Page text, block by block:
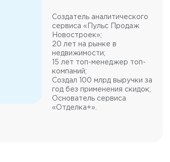
Создатель аналитического
сервиса «Пульс Продаж
Новостроек»;
20 лет на рынке в
недвижимости;
15 лет топ-менеджер топ-
компаний;
Создал 100 млрд выручки за
год без применения скидок;
Основатель сервиса
«Отделка+».